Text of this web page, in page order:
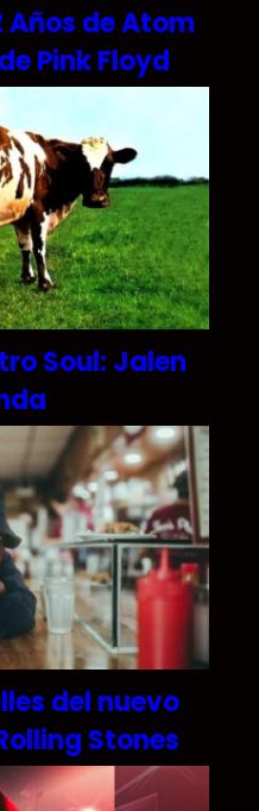
Años de Atom
Pink Floyd
Soul: Jalen
del nuevo
Stones